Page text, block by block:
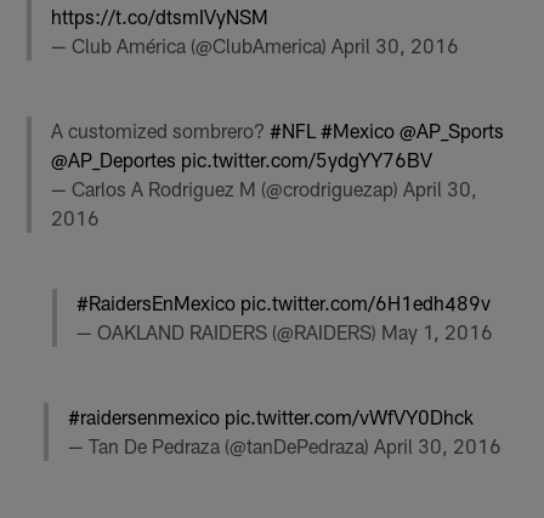
https://t.co/dtsmIVyNSM
— Club América (@ClubAmerica) April 30, 2016
A customized sombrero?#NFL #Mexico @AP_Sports
@AP_Deportes pic.twitter.com/5ydgYY76BV
— Carlos A Rodriguez M (@crodriguezap)April 30,
2016
#RaidersEnMexico pic.twitter.com/6H1edh489v
— OAKLAND RAIDERS (@RAIDERS) May 1, 2016
#raidersenmexico pic.twitter.com/vWfVY0Dhck
— Tan De Pedraza (@tanDePedraza) April 30, 2016